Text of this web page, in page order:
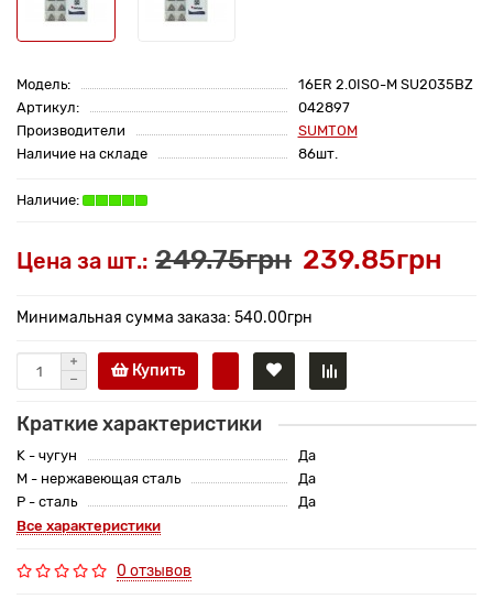
Модель:
16ER 2.0ISO-M SU2035BZ
Артикул:
042897
Производители
SUMTOM
Наличие на складе
86шт.
Цена за шт.: 249.75грн 239.85грн
Минимальная сумма заказа: 540.00грн
Купить
Краткие характеристики
K - чугун
Да
M - нержавеющая сталь
Да
P - сталь
Да
Все характеристики
0 отзывов